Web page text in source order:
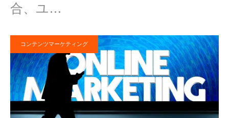
合、ユ…
コンテンツマーケティング